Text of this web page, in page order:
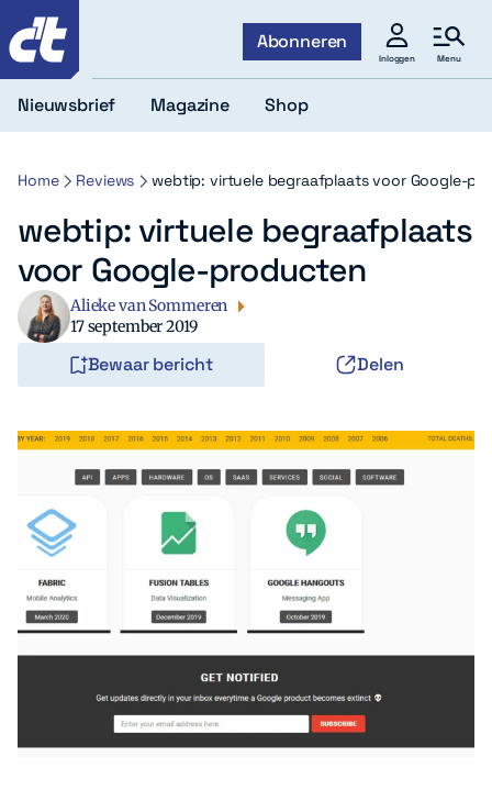
Abonneren
Inloggen Menu
Nieuwsbrief Magazine Shop
Home Reviews webtip: virtuele begraafplaats voor Google-
webtip: virtuele begraafplaats
voor Google-producten
Alieke van Sommeren
17 september 2019
Bewaar bericht Delen